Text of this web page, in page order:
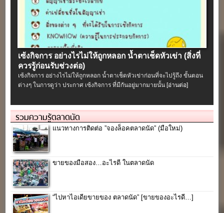
เซ้งกิจการ อย่างไรไม่ให้ถูกหลอก น้ำตาเช็ดหัวเข่า (สิ่งที่
ควรรู้ก่อนรับช่วงต่อ)
เซ้งกิจการ อย่างไรไม่ให้ถูกหลอก น้ำตาเช็ดหัวเข่าก่อนที่จะไปรู้ถึง ขั้นตอน
ต่างๆ ในการดูว่า ประกาศ เซ้งกิจการ ที่มีกันอยู่มากมายนั้น [อ่านต่อ]
รวมความรู้ตลาดนัด
แนวทางการติดต่อ ”จองล็อคตลาดนัด” (มือใหม่)
ขายของมือสอง…อะไรดี ในตลาดนัด
“ไปหาไอเดียขายของ ตลาดนัด” [ขายของอะไรดี…]